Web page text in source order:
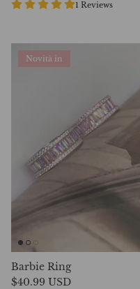
1 Reviews
Novità in
Barbie Ring
$40.99 USD